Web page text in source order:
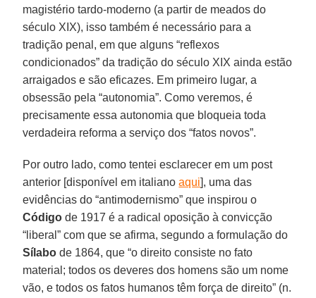
magistério tardo-moderno (a partir de meados do
século XIX), isso também é necessário para a
tradição penal, em que alguns “reflexos
condicionados” da tradição do século XIX ainda estão
arraigados e são eficazes. Em primeiro lugar, a
obsessão pela “autonomia”. Como veremos, é
precisamente essa autonomia que bloqueia toda
verdadeira reforma a serviço dos “fatos novos”.
Por outro lado, como tentei esclarecer em um post
anterior [disponível em italianoaqui], uma das
evidências do “antimodernismo” que inspirou o
Código de 1917 é a radical oposição à convicção
“liberal” com que se afirma, segundo a formulação do
Sílabo de 1864, que “o direito consiste no fato
material; todos os deveres dos homens são um nome
vão, e todos os fatos humanos têm força de direito” (n.